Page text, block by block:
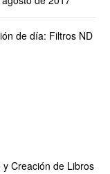
de día: Filtros ND
y Creación de Libros